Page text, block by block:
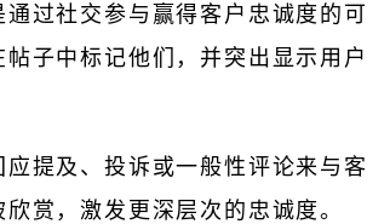
过社交参与赢得客户忠诚度的可
子中标记他们，并突出显示用户
提及、投诉或一般性评论来与客
赏，激发更深层次的忠诚度。